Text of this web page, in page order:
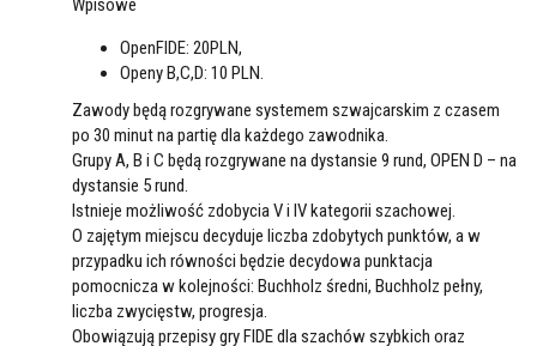
Wpisowe
OpenFIDE: 20PLN,
Openy B,C,D: 10 PLN.
Zawody będą rozgrywane systemem szwajcarskim z czasem
po 30 minut na partię dla każdego zawodnika.
Grupy A, B i C będą rozgrywane na dystansie 9 rund, OPEN D – na
dystansie 5 rund.
Istnieje możliwość zdobycia V i IV kategorii szachowej.
O zajętym miejscu decyduje liczba zdobytych punktów, a w
przypadku ich równości będzie decydowa punktacja
pomocnicza w kolejności: Buchholz średni, Buchholz pełny,
liczba zwycięstw, progresja.
Obowiązują przepisy gry FIDE dla szachów szybkich oraz